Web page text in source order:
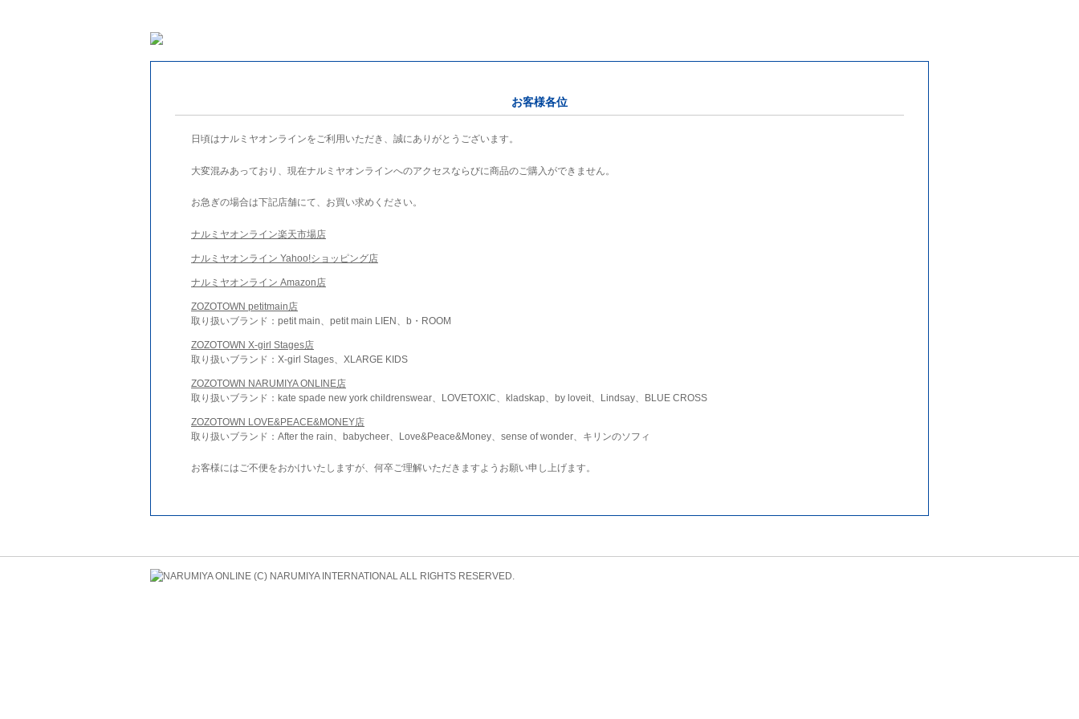
お客様各位
日頃はナルミヤオンラインをご利用いただき、誠にありがとうございます。
大変混みあっており、現在ナルミヤオンラインへのアクセスならびに商品のご購入ができません。
お急ぎの場合は下記店舗にて、お買い求めください。
ナルミヤオンライン楽天市場店
ナルミヤオンライン Yahoo!ショッピング店
ナルミヤオンライン Amazon店
ZOZOTOWN petitmain店
取り扱いブランド：petit main、petit main LIEN、b・ROOM
ZOZOTOWN X-girl Stages店
取り扱いブランド：X-girl Stages、XLARGE KIDS
ZOZOTOWN NARUMIYA ONLINE店
取り扱いブランド：kate spade new york childrenswear、LOVETOXIC、kladskap、by loveit、Lindsay、BLUE CROSS
ZOZOTOWN LOVE&PEACE&MONEY店
取り扱いブランド：After the rain、babycheer、Love&Peace&Money、sense of wonder、キリンのソフィ
お客様にはご不便をおかけいたしますが、何卒ご理解いただきますようお願い申し上げます。